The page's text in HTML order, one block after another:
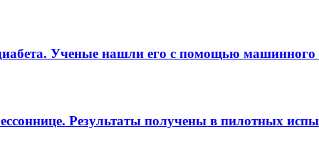
Ученые нашли его с помощью машинного
Результаты получены в пилотных